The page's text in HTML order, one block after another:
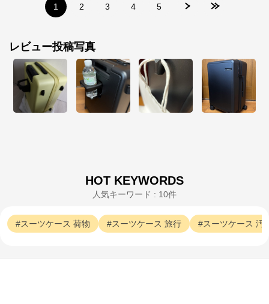
1 2 3 4 5
レビュー投稿写真
HOT KEYWORDS
人気キーワード : 10件
スーツケース 荷物 スーツケース 旅行 スーツケース 汚
の豊富なラインナップでご紹介いたします。
安心のメーカー直営ストアです。